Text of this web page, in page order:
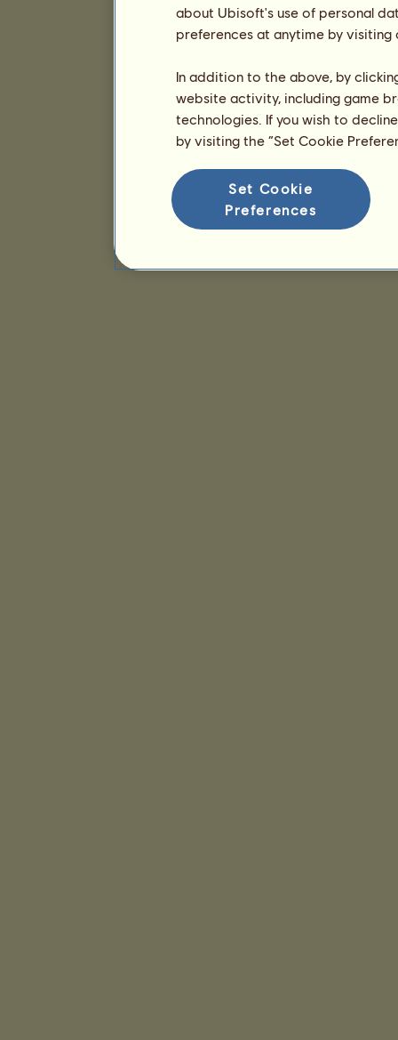
about Ubisoft's use of personal
preferences at anytime by
In addition to the above, by
website activity, including game
technologies. If you wish to
by visiting the “Set Cookie
Set Cookie
Preferences